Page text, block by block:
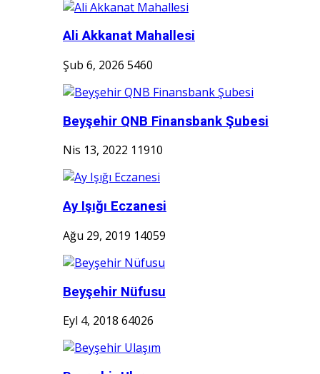
Ali Akkanat Mahallesi
Şub 6, 2026 5460
Beyşehir QNB Finansbank Şubesi
Nis 13, 2022 11910
Ay Işığı Eczanesi
Ağu 29, 2019 14059
Beyşehir Nüfusu
Eyl 4, 2018 64026